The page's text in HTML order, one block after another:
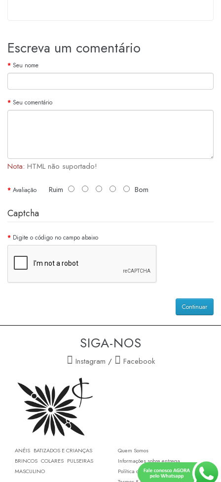
Escreva um comentário
Seu nome
Seu comentário
Nota: HTML não suportado!
Avaliação Ruim Bom
Captcha
Digite o código no campo abaixo
Continuar
SIGA-NOS
Instagram / Facebook
ANÉIS BATIZADOS E CRIANÇAS
BRINCOS COLARES PULSEIRAS
MASCULINO
Quem Somos
Informações sobre entrega
Política de Privacidade